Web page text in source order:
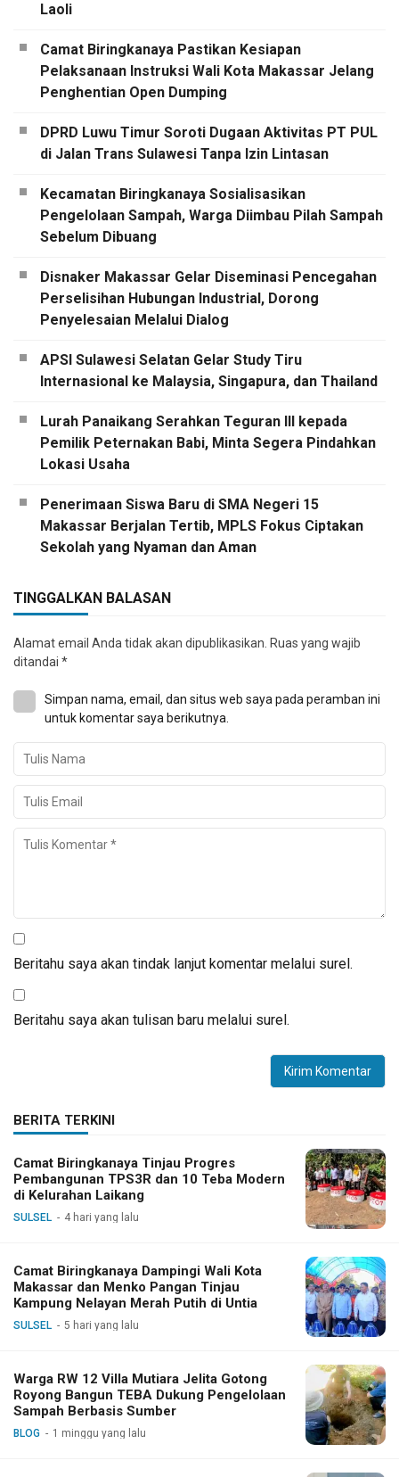
Laoli
Camat Biringkanaya Pastikan Kesiapan
Pelaksanaan Instruksi Wali Kota Makassar Jelang
Penghentian Open Dumping
DPRD Luwu Timur Soroti Dugaan Aktivitas PT PUL
di Jalan Trans Sulawesi Tanpa Izin Lintasan
Kecamatan Biringkanaya Sosialisasikan
Pengelolaan Sampah, Warga Diimbau Pilah Sampah
Sebelum Dibuang
Disnaker Makassar Gelar Diseminasi Pencegahan
Perselisihan Hubungan Industrial, Dorong
Penyelesaian Melalui Dialog
APSI Sulawesi Selatan Gelar Study Tiru
Internasional ke Malaysia, Singapura, dan Thailand
Lurah Panaikang Serahkan Teguran III kepada
Pemilik Peternakan Babi, Minta Segera Pindahkan
Lokasi Usaha
Penerimaan Siswa Baru di SMA Negeri 15
Makassar Berjalan Tertib, MPLS Fokus Ciptakan
Sekolah yang Nyaman dan Aman
TINGGALKAN BALASAN
Alamat email Anda tidak akan dipublikasikan. Ruas yang wajib
ditandai *
Simpan nama, email, dan situs web saya pada peramban ini
untuk komentar saya berikutnya.
Beritahu saya akan tindak lanjut komentar melalui surel.
Beritahu saya akan tulisan baru melalui surel.
BERITA TERKINI
Camat Biringkanaya Tinjau Progres
Pembangunan TPS3R dan 10 Teba Modern
di Kelurahan Laikang
SULSEL 4 hari yang lalu
Camat Biringkanaya Dampingi Wali Kota
Makassar dan Menko Pangan Tinjau
Kampung Nelayan Merah Putih di Untia
SULSEL 5 hari yang lalu
Warga RW 12 Villa Mutiara Jelita Gotong
Royong Bangun TEBA Dukung Pengelolaan
Sampah Berbasis Sumber
BLOG 1 minggu yang lalu